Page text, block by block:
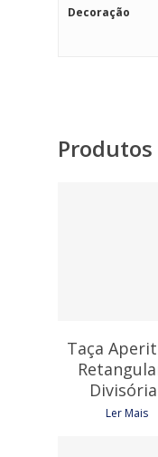
Decoração
Taça
Ler Mais